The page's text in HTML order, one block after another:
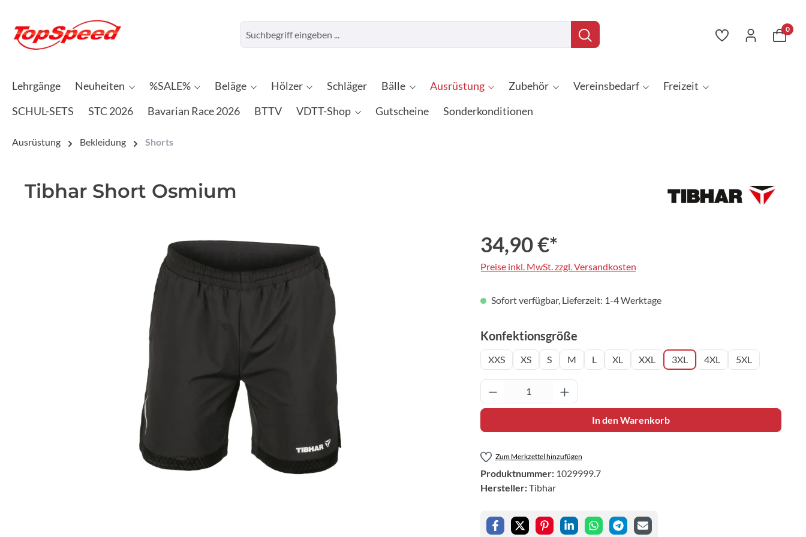
0
Lehrgänge Neuheiten %SALE% Beläge Hölzer Schläger Bälle Ausrüstung Zubehör Vereinsbedarf
Freizeit
SCHUL-SETS
STC 2026 Bavarian Race 2026 BTTV VDTT-Shop Gutscheine Sonderkonditionen
Ausrüstung Bekleidung Shorts
Tibhar Short Osmium
34,90 €*
Preise inkl. MwSt. zzgl. Versandkosten
Sofort verfügbar, Lieferzeit: 1-4 Werktage
Konfektionsgrößeauswählen
XXS XS S M L XL XXL 3XL 4XL 5XL
Produkt Anzahl: Gib den gewünschten Wert ein
In den Warenkorb
Zum Merkzettel hinzufügen
Produktnummer: 1029999.7
Hersteller:Tibhar